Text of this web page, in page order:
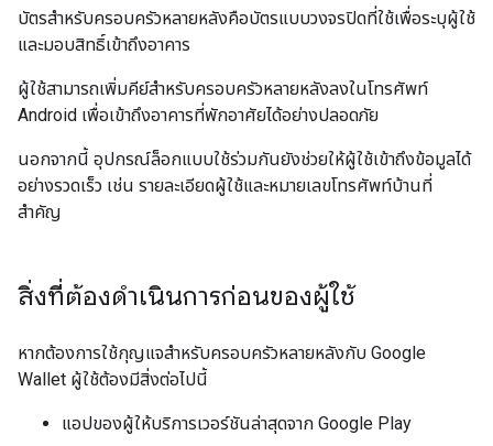
บัตรสำหรับครอบครัวหลายหลังคือบัตรแบบวงจรปิดที่ใช้เพื่อระบุผู้ใช้
และมอบสิทธิ์เข้าถึงอาคาร
ผู้ใช้สามารถเพิ่มคีย์สำหรับครอบครัวหลายหลังลงในโทรศัพท์
Android เพื่อเข้าถึงอาคารที่พักอาศัยได้อย่างปลอดภัย
นอกจากนี้ อุปกรณ์ล็อกแบบใช้ร่วมกันยังช่วยให้ผู้ใช้เข้าถึงข้อมูลได้
อย่างรวดเร็ว เช่น รายละเอียดผู้ใช้และหมายเลขโทรศัพท์บ้านที่
สำคัญ
สิ่งที่ต้องดำเนินการก่อนของผู้ใช้
หากต้องการใช้กุญแจสำหรับครอบครัวหลายหลังกับ Google
Wallet ผู้ใช้ต้องมีสิ่งต่อไปนี้
แอปของผู้ให้บริการเวอร์ชันล่าสุดจาก Google Play